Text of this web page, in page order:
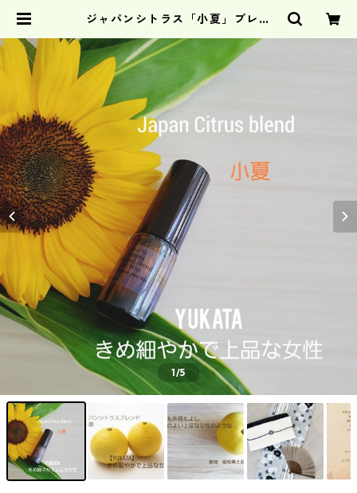
ジャパンシトラス「小夏」ブレン
オンラインショップ
1/5